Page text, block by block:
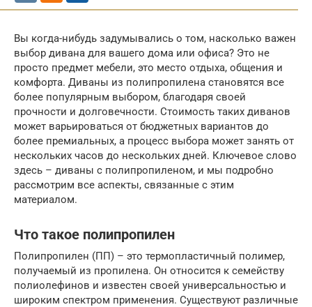
Вы когда-нибудь задумывались о том, насколько важен
выбор дивана для вашего дома или офиса? Это не
просто предмет мебели, это место отдыха, общения и
комфорта. Диваны из полипропилена становятся все
более популярным выбором, благодаря своей
прочности и долговечности. Стоимость таких диванов
может варьироваться от бюджетных вариантов до
более премиальных, а процесс выбора может занять от
нескольких часов до нескольких дней. Ключевое слово
здесь – диваны с полипропиленом, и мы подробно
рассмотрим все аспекты, связанные с этим
материалом.
Что такое полипропилен
Полипропилен (ПП) – это термопластичный полимер,
получаемый из пропилена. Он относится к семейству
полиолефинов и известен своей универсальностью и
широким спектром применения. Существуют различные